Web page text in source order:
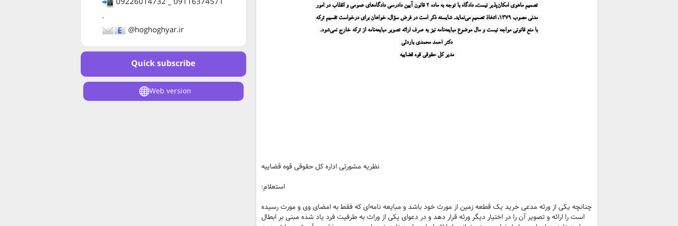
.
@hoghoghyar.ir
Quick subscribe
Web version
نظریه مشورتی اداره کل حقوقی قوه قضاییه
استعلام:
چنانچه یکی از ورثه مدعی خرید یک قطعه زمین از مورث خود باشد و مبایعه نامه‌ای که فقط به امضای وی و مورث رسیده
است را ارائه و تصویر آن را در اختیار دیگر ورثه قرار دهد و در دعوای یکی از وراث به طرفیت فرد یاد شده مبنی بر ابطال